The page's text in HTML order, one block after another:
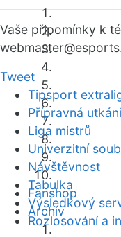
Fanshop
Archiv
Vaše připomínky k
webmaster
Tweet
Tipsport
Přípravná utkání
Liga mistrů
Univerzitní
Návštěvnost
Tabulka
Výsledkový
Rozlosování a